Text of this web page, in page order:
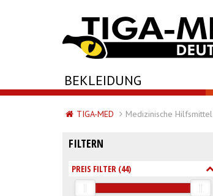
BEKLEIDUNG
TIGA-MED Medizinische Hilfsmittel
FILTERN
PREIS FILTER (44)